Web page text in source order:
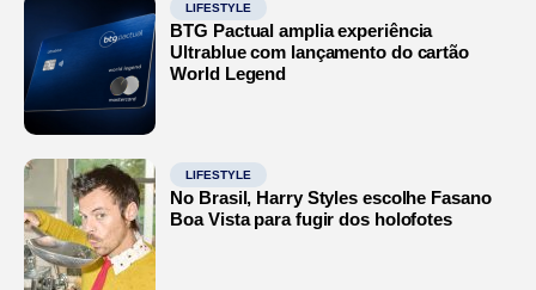
LIFESTYLE
BTG Pactual amplia experiência
Ultrablue com lançamento do cartão
World Legend
LIFESTYLE
No Brasil, Harry Styles escolhe Fasano
Boa Vista para fugir dos holofotes